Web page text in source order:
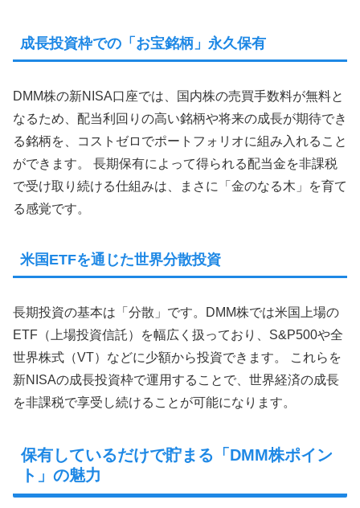
成長投資枠での「お宝銘柄」永久保有
DMM株の新NISA口座では、国内株の売買手数料が無料と
なるため、配当利回りの高い銘柄や将来の成長が期待でき
る銘柄を、コストゼロでポートフォリオに組み入れること
ができます。 長期保有によって得られる配当金を非課税
で受け取り続ける仕組みは、まさに「金のなる木」を育て
る感覚です。
米国ETFを通じた世界分散投資
長期投資の基本は「分散」です。DMM株では米国上場の
ETF（上場投資信託）を幅広く扱っており、S&P500や全
世界株式（VT）などに少額から投資できます。 これらを
新NISAの成長投資枠で運用することで、世界経済の成長
を非課税で享受し続けることが可能になります。
保有しているだけで貯まる「DMM株ポイン
ト」の魅力